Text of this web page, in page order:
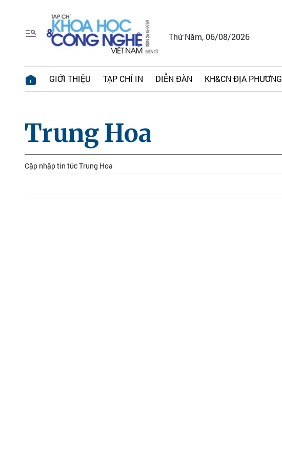
Thứ Năm, 06/08/2026
GIỚI THIỆU TẠP CHÍ IN DIỄN ĐÀN KH&CN ĐỊA PHƯƠNG
Trung Hoa
Cập nhập tin tức Trung Hoa